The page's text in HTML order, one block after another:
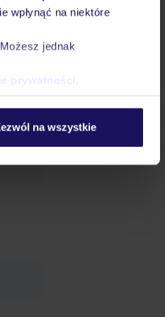
wpłynąć na niektóre
jednak
prywatności
na wszystkie
tenis